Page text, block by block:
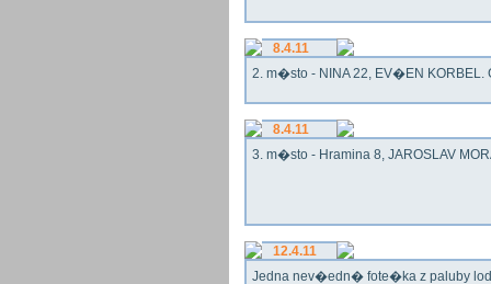
8.4.11
2. m�sto - NINA 22, EV�EN KORBEL.
8.4.11
3. m�sto - Hramina 8, JAROSLAV
12.4.11
Jedna nev�edn� fote�ka z paluby